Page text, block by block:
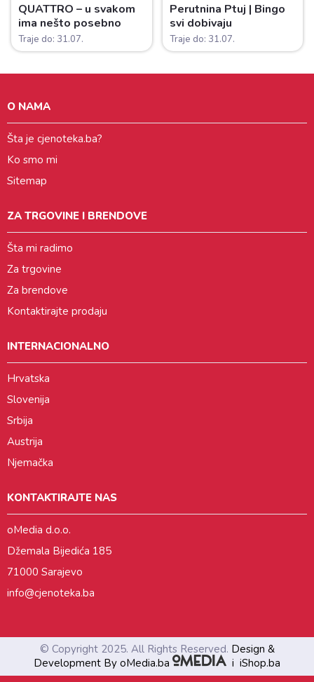
QUATTRO – u svakom
ima nešto posebno
Traje do: 31.07.
Perutnina Ptuj | Bingo
svi dobivaju
Traje do: 31.07.
O NAMA
Šta je cjenoteka.ba?
Ko smo mi
Sitemap
ZA TRGOVINE I BRENDOVE
Šta mi radimo
Za trgovine
Za brendove
Kontaktirajte prodaju
INTERNACIONALNO
Hrvatska
Slovenija
Srbija
Austrija
Njemačka
KONTAKTIRAJTE NAS
oMedia d.o.o.
Džemala Bijedića 185
71000 Sarajevo
info@cjenoteka.ba
© Copyright 2025. All Rights Reserved. Design &
Development By oMedia.ba
i iShop.ba